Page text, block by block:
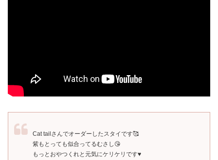
Cat tailさんでオーダーしたスタイです🥰
紫もとっても似合ってるむさし😘
もっとおやつくれと元気にケリケリです♥️